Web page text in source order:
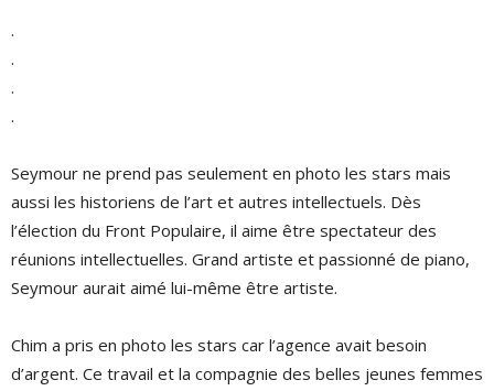
.
.
.
.
Seymour ne prend pas seulement en photo les stars mais
aussi les historiens de l’art et autres intellectuels. Dès
l’élection du Front Populaire, il aime être spectateur des
réunions intellectuelles. Grand artiste et passionné de piano,
Seymour aurait aimé lui-même être artiste.
Chim a pris en photo les stars car l’agence avait besoin
d’argent. Ce travail et la compagnie des belles jeunes femmes